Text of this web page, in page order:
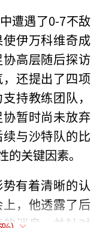
遭遇了0-7不敌
伊万科维奇成
高层随后探访
还提出了四项
持教练团队，
暂时尚未放弃
与沙特队的比
关键因素。
有着清晰的认
，他透露了后
消息，并针对